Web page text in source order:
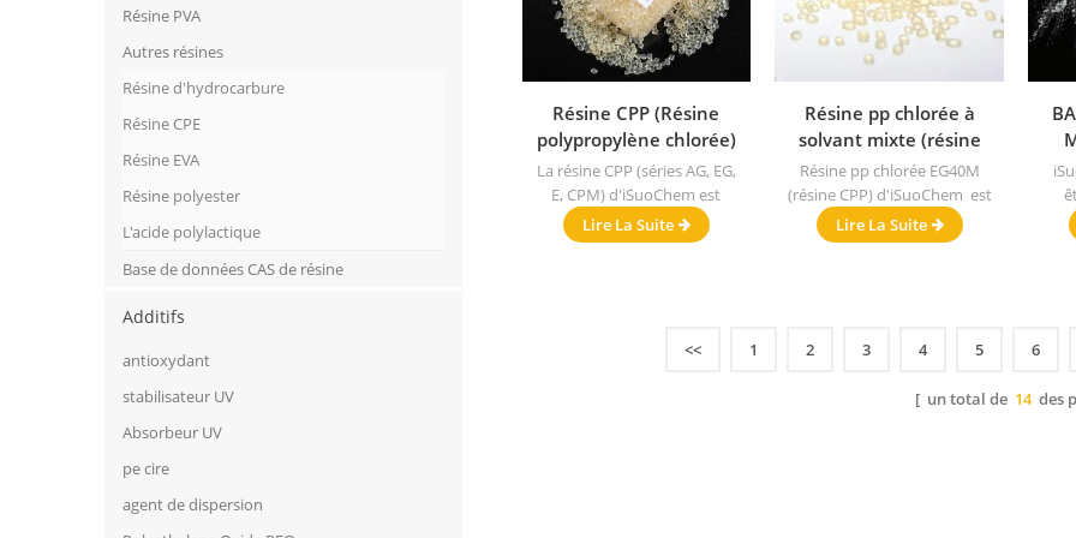
Résine PVA
Autres résines
Résine d'hydrocarbure
Résine CPE
Résine EVA
Résine polyester
L'acide polylactique
Base de données CAS de résine
Additifs
antioxydant
stabilisateur UV
Absorbeur UV
pe cire
agent de dispersion
Résine CPP (Résine
polypropylène chlorée)
La résine CPP (séries AG, EG,
E, CPM) d'iSuoChem est
équivalente à Superchlon,
Hardlen, Toyobo et d'autres
Lire La Suite
Résine pp chlorée à
solvant mixte (résine
CPP) pour stratification
à sec
Résine pp chlorée EG40M
(résine CPP) d'iSuoChem est
l'équivalent de Superchlon,
Hardlen, Toyobo et d'autres
Lire La Suite
<< 1 2 3 4 5 6
[ un total de 14des